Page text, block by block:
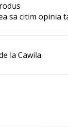
sa citim opinia
la Cawila